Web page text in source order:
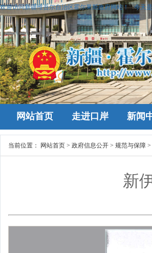
欢迎访问新疆维吾尔自治区霍尔果斯政府网站！ 今天
网站首页 走进口岸 新闻
当前位置： 网站首页 > 政府信息公开 > 规范与保障 >
新